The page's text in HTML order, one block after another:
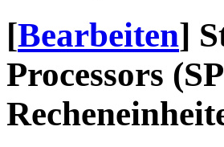
[Bearbeiten]
Processors